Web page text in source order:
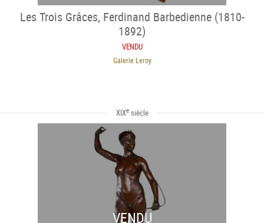
Les Trois Grâces, Ferdinand Barbedienne (1810-
1892)
VENDU
Galerie Leroy
XIXesiècle
VENDU